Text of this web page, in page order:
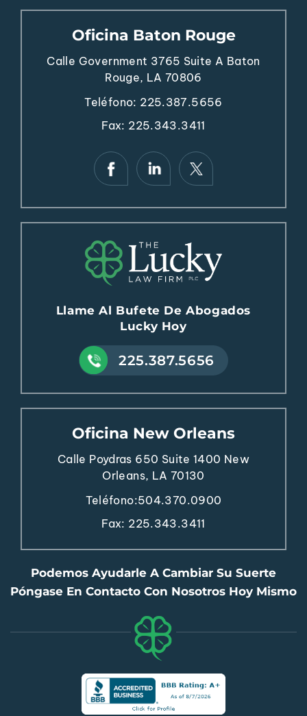
Oficina Baton Rouge
Calle Government 3765 Suite A Baton
Rouge, LA 70806
Teléfono: 225.387.5656
Fax: 225.343.3411
Llame Al Bufete De Abogados
Lucky Hoy
225.387.5656
Oficina New Orleans
Calle Poydras 650 Suite 1400 New
Orleans, LA 70130
Teléfono:504.370.0900
Fax: 225.343.3411
Podemos Ayudarle A Cambiar Su Suerte
Póngase En Contacto Con Nosotros Hoy Mismo